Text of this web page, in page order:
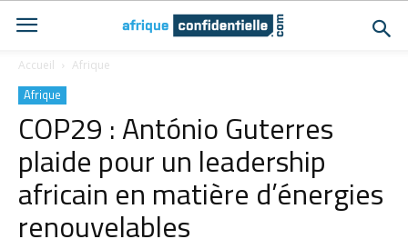
Accueil Afrique
Afrique
COP29 : António Guterres
plaide pour un leadership
africain en matière d’énergies
renouvelables